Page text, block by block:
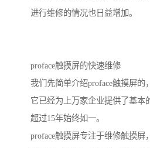
进行维修的情况也日益增加。
proface触摸屏的快速维修
我们先简单介绍proface触摸屏的
它已经为上万家企业提供了基本
超过15年始终如一。
proface触摸屏专注于维修触摸屏